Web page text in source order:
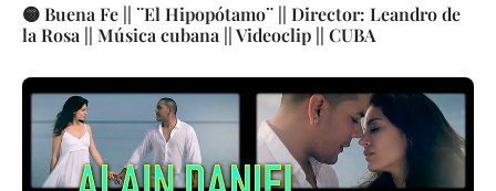
🟡 Buena Fe || ¨El Hipopótamo¨ || Director: Leandro de
la Rosa || Música cubana || Videoclip || CUBA